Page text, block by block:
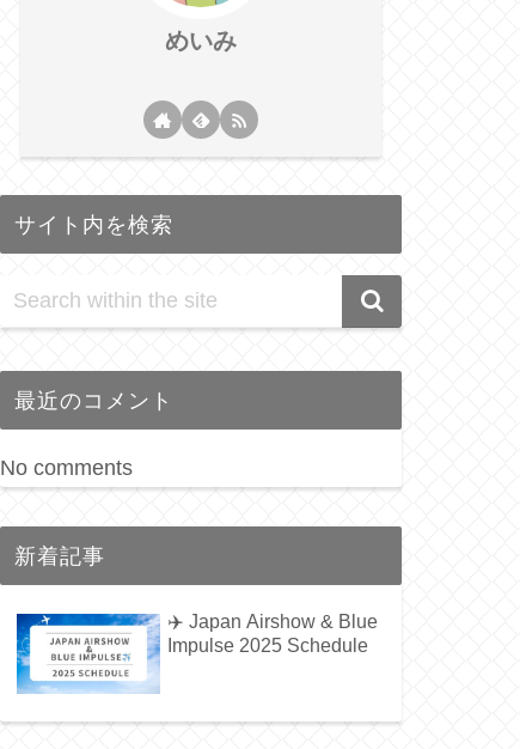
めいみ
サイト内を検索
最近のコメント
No comments
新着記事
✈️ Japan Airshow & Blue
Impulse 2025 Schedule